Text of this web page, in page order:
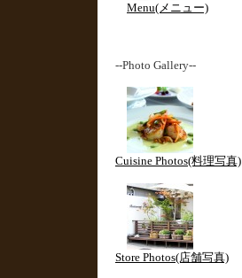
Menu(メニュー)
--Photo Gallery--
Cuisine Photos(料理写真)
Store Photos(店舗写真)